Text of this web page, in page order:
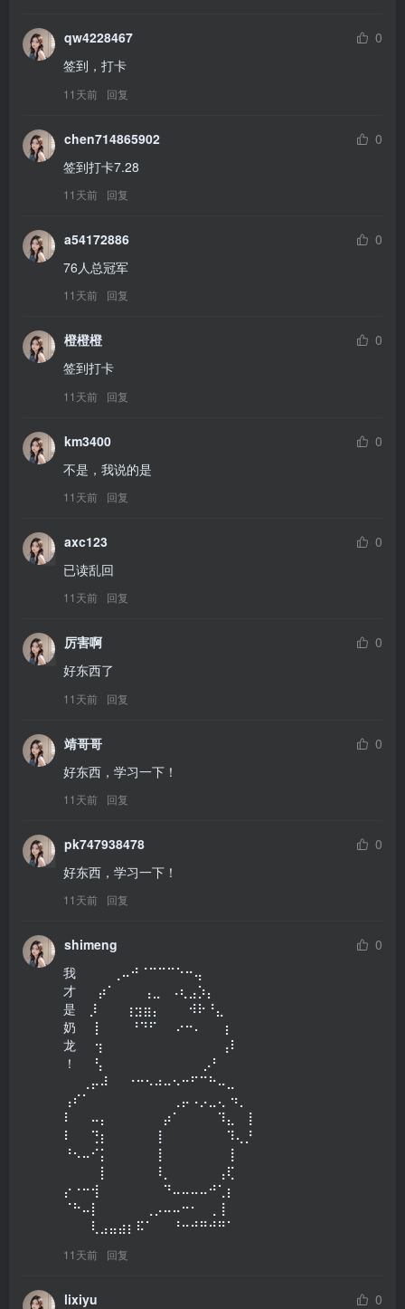
qw4228467
0
签到，打卡
11天前 回复
chen714865902
0
签到打卡7.28
11天前 回复
a54172886
0
76人总冠军
11天前 回复
橙橙橙
0
签到打卡
11天前 回复
km3400
0
不是，我说的是
11天前 回复
axc123
0
已读乱回
11天前 回复
厉害啊
0
好东西了
11天前 回复
靖哥哥
0
好东西，学习一下！
11天前 回复
pk747938478
0
好东西，学习一下！
11天前 回复
shimeng
0
我⠀⠀⠀⠀⢀⠤⠚⠈⠉⠉⠉⠑⠒⢤⠀
才⠀ ⠀⡴⠁⠀⠀⠀⢠⣀⠀⠠⢆⣠⡱⡄⠀
是 ⠀⡸⠀⠀⠀⢰⣲⣶⡄⠀⠀⠀⠺⠗⠘⣄⠀
奶⠀⠀⡇⠀⠀⠀⠘⠙⠋⠀⠀⠔⠒⠄⠀⠀ ⡆
龙⠀⠀⢲⠀⠀⠀⠀⠀⠀⠀⠀⠀⠀⠀⠀⠀⢠⠇
！⠀⠀⢣⠀⠀⠀⠀⠀⠀⠀⠀⠀⠀⠀⡠⠃⠀
⠀⠀⢀⡤⠼⠀⠀⠐⠒⠢⠴⠤⠢⠒⠋⠉⠓⠤⣀⠀⠀
⢠⠎⠁⠀⠀⠀⠀⠀⠀⠀⠀⠀⢀⡤⠠⡠⣀⢄ ⠲⡀
⠇⠀⠀⠤⡄⠀⠀⠀⠀⠀⠀⡴⠁⠀⠀⠀⠀⠹⣄⠀⢸
⠇⠀⠀⢙⡆⠀⠀⠀⠀⠀⢸⠀⠀⠀⠀⠀⠀⠀⠹⢄⡘
⠘⠢⠤⠊⡅⠀⠀⠀⠀⠀⢸⠀⠀⠀⠀⠀⠀⠀⢸⠀⠀
⠀⠀⠀⠀⡇⠀⠀⠀⠀⠀⠸⡀⠀⠀⠀⠀⠀⢠⢏⠀⠀
⡔⠐⠒⢺⠀⠀⠀⠀⠀⠀⠀⠙⠤⠤⠤⠤⠚⢁⡆⠀⠀
⠈⠓⠤⡇⠀⠀⠀⠀⠀⢀⡠⠤⠤⠒⠂⠀⢀⢸⠀⠀⠀
⠀⠀⠀⢇⣠⣤⣴⡆⠯⠁⠀⠀⠘⠒⠚⠛⠚⠛⠁⠀
11天前 回复
lixiyu
0